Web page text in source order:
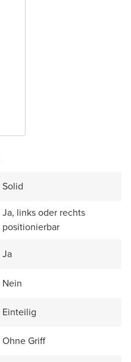
Solid
Ja, links oder rechts
positionierbar
Ja
Nein
Einteilig
Ohne Griff